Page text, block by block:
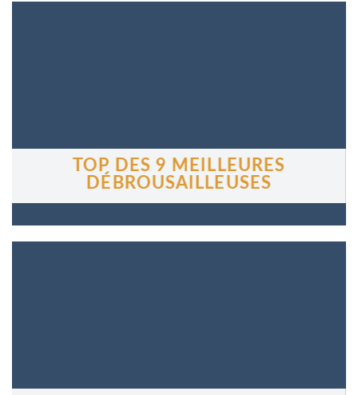
TOP DES 9 MEILLEURES
DÉBROUSAILLEUSES